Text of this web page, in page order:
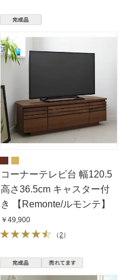
コーナーテレビ台 幅120.5
高さ36.5cm キャスター付
き 【Remonte/ルモンテ】
￥49,900
（2）